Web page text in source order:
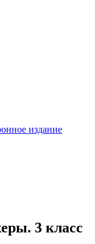
издание
3 класс